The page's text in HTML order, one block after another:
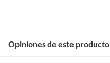
Opiniones de este producto